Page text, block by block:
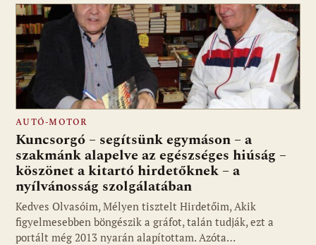
AUTÓ-MOTOR
Kuncsorgó – segítsünk egymáson – a
szakmánk alapelve az egészséges hiúság –
köszönet a kitartó hirdetőknek – a
nyílvánosság szolgálatában
Kedves Olvasóim, Mélyen tisztelt Hirdetőim, Akik
figyelmesebben böngészik a gráfot, talán tudják, ezt a
portált még 2013 nyarán alapítottam. Azóta…